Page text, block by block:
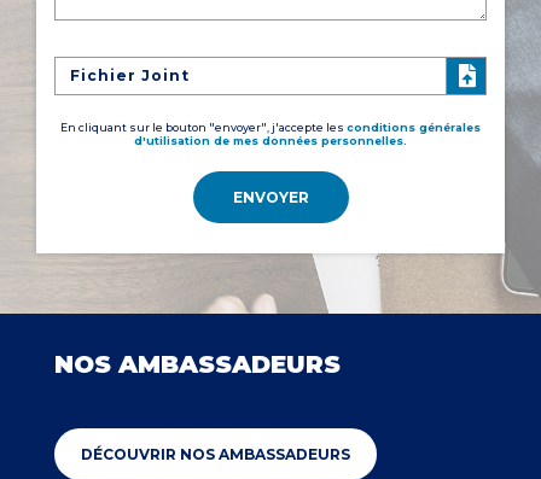
Fichier Joint
En cliquant sur le bouton "envoyer", j'accepte les conditions générales
d'utilisation de mes données personnelles.
ENVOYER
NOS AMBASSADEURS
DÉCOUVRIR NOS AMBASSADEURS